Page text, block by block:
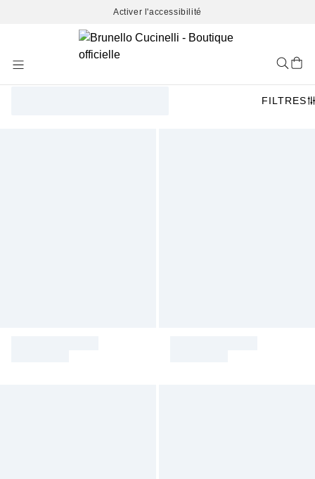
Activer l'accessibilité
Content
FILTRES